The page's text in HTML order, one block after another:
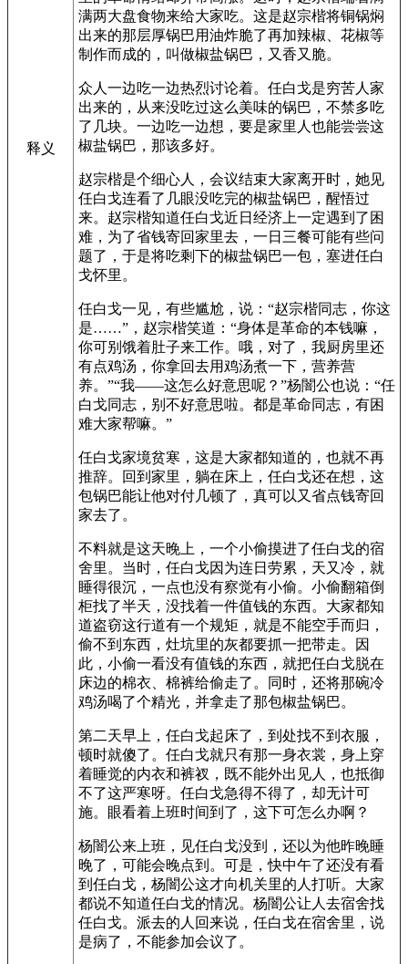
释义
满两大盘食物来给大家吃。这是赵宗楷将铜锅焖
出来的那层厚锅巴用油炸脆了再加辣椒、花椒等
制作而成的，叫做椒盐锅巴，又香又脆。
众人一边吃一边热烈讨论着。任白戈是穷苦人家
出来的，从来没吃过这么美味的锅巴，不禁多吃
了几块。一边吃一边想，要是家里人也能尝尝这
椒盐锅巴，那该多好。
赵宗楷是个细心人，会议结束大家离开时，她见
任白戈连看了几眼没吃完的椒盐锅巴，醒悟过
来。赵宗楷知道任白戈近日经济上一定遇到了困
难，为了省钱寄回家里去，一日三餐可能有些问
题了，于是将吃剩下的椒盐锅巴一包，塞进任白
戈怀里。
任白戈一见，有些尴尬，说：“赵宗楷同志，你这
是……”，赵宗楷笑道：“身体是革命的本钱嘛，
你可别饿着肚子来工作。哦，对了，我厨房里还
有点鸡汤，你拿回去用鸡汤煮一下，营养营
养。”“我——这怎么好意思呢？”杨闇公也说：“任
白戈同志，别不好意思啦。都是革命同志，有困
难大家帮嘛。”
任白戈家境贫寒，这是大家都知道的，也就不再
推辞。回到家里，躺在床上，任白戈还在想，这
包锅巴能让他对付几顿了，真可以又省点钱寄回
家去了。
不料就是这天晚上，一个小偷摸进了任白戈的宿
舍里。当时，任白戈因为连日劳累，天又冷，就
睡得很沉，一点也没有察觉有小偷。小偷翻箱倒
柜找了半天，没找着一件值钱的东西。大家都知
道盗窃这行道有一个规矩，就是不能空手而归，
偷不到东西，灶坑里的灰都要抓一把带走。因
此，小偷一看没有值钱的东西，就把任白戈脱在
床边的棉衣、棉裤给偷走了。同时，还将那碗冷
鸡汤喝了个精光，并拿走了那包椒盐锅巴。
第二天早上，任白戈起床了，到处找不到衣服，
顿时就傻了。任白戈就只有那一身衣裳，身上穿
着睡觉的内衣和裤衩，既不能外出见人，也抵御
不了这严寒呀。任白戈急得不得了，却无计可
施。眼看着上班时间到了，这下可怎么办啊？
杨闇公来上班，见任白戈没到，还以为他昨晚睡
晚了，可能会晚点到。可是，快中午了还没有看
到任白戈，杨闇公这才向机关里的人打听。大家
都说不知道任白戈的情况。杨闇公让人去宿舍找
任白戈。派去的人回来说，任白戈在宿舍里，说
是病了，不能参加会议了。